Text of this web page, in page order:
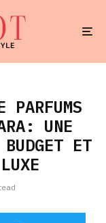
PARFUMS
UNE
ET